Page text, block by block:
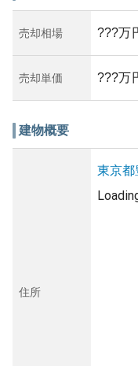
て検討してみる価値
スクや騒音問題など
確認しておくと安心で
売却相場 ???万
売却単価 ???万
建物概要
住所
東京都